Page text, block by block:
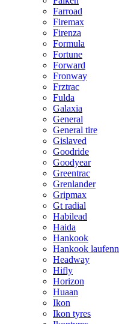
Farroad
Firemax
Firenza
Formula
Fortune
Forward
Fronway
Frztrac
Fulda
Galaxia
General
General tire
Gislaved
Goodride
Goodyear
Greentrac
Grenlander
Gripmax
Gt radial
Habilead
Haida
Hankook
Hankook laufenn
Headway
Hifly
Horizon
Huaan
Ikon
Ikon tyres